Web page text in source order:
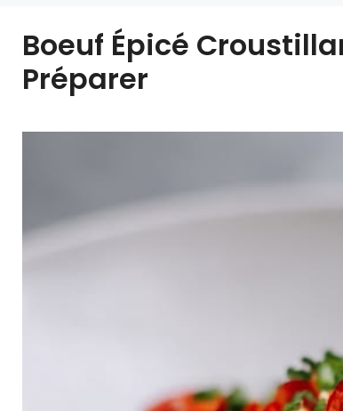
Boeuf Épicé
Préparer